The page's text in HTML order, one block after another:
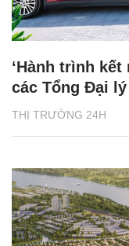
THỊ TRƯỜNG 24H
‘Hành trình
các Tổng Đại